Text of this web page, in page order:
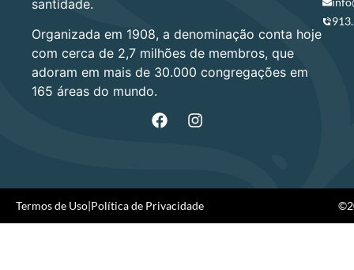
santidade.
Organizada em 1908, a denominação conta hoje
com cerca de 2,7 milhões de membros, que
adoram em mais de 30.000 congregações em
165 áreas do mundo.
Termos de Uso|Política de Privacidade